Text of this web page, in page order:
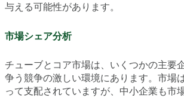
与える可能性があります。
市場シェア分析
チューブとコア市場は、いくつかの主要
争う競争の激しい環境にあります。市場
って支配されていますが、中小企業も市